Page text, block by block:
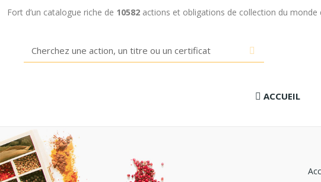
Fort d’un catalogue riche de 10582actions et obligations de collection du monde
ACCUEIL